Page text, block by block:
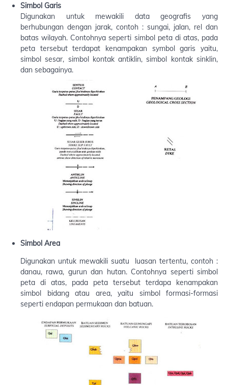
Simbol Garis
Digunakan untuk mewakili data geografis yang
berhubungan dengan jarak, contoh : sungai, jalan, rel dan
batas wilayah. Contohnya seperti simbol peta di atas, pada
peta tersebut terdapat kenampakan symbol garis yaitu,
simbol sesar, simbol kontak antiklin, simbol kontak sinklin,
dan sebagainya.
Simbol Area
Digunakan untuk mewakili suatu luasan tertentu, contoh :
danau, rawa, gurun dan hutan. Contohnya seperti simbol
peta di atas, pada peta tersebut terdapa kenampakan
simbol bidang atau area, yaitu simbol formasi-formasi
seperti endapan permukaan dan batuan.